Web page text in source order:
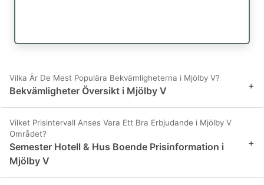
Vilka Är De Mest Populära Bekvämligheterna i Mjölby V?
Bekvämligheter Översikt i Mjölby V +
Vilket Prisintervall Anses Vara Ett Bra Erbjudande i Mjölby V
Området?
Semester Hotell & Hus Boende Prisinformation i
Mjölby V
+